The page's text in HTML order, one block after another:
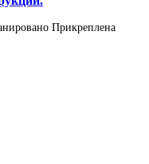
Прикреплена